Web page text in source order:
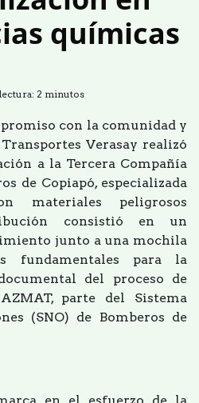
químicas
2 minutos
con la comunidad y
Verasay realizó
a la Tercera Compañía
de Copiapó, especializada
materiales peligrosos
consistió en un
junto a una mochila
fundamentales para la
del proceso de
parte del Sistema
(SNO) de Bomberos de